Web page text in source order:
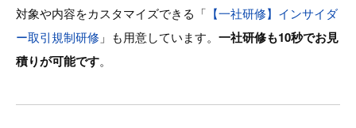
対象や内容をカスタマイズできる「 【一社研修】インサイダ
ー取引規制研修 」も用意しています。 一社研修も10秒でお見
積りが可能です。